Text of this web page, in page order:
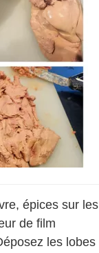
épices sur les
de film
les lobes